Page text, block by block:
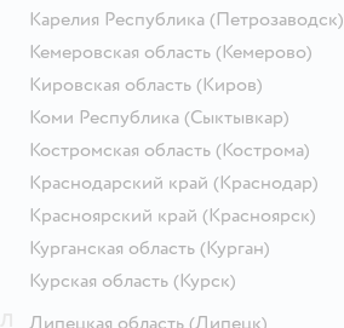
Карелия Республика (Петрозаводск)
Кемеровская область (Кемерово)
Кировская область (Киров)
Коми Республика (Сыктывкар)
Костромская область (Кострома)
Краснодарский край (Краснодар)
Красноярский край (Красноярск)
Курганская область (Курган)
Курская область (Курск)
Липецкая область (Липецк)